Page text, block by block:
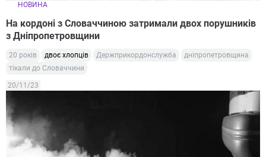
НОВИНА
На кордоні з Словаччиною затримали двох порушників
з Дніпропетровщини
20 років двоє хлопців Держприкордонслужба
дніпропетровщина
тікали до Словаччини
20/11/23